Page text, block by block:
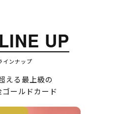
UP
インナップ
える最上級の
ールドカード